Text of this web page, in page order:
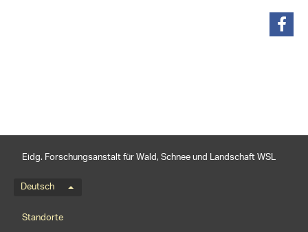
Eidg. Forschungsanstalt für Wald, Schnee und Landschaft WSL
Sprachmenü
Deutsch
Footernavigation
Standorte